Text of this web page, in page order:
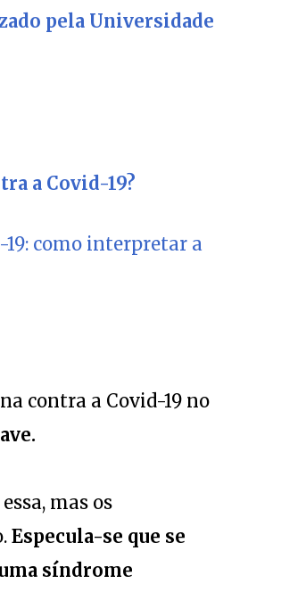
pela Universidade
a Covid-19?
como interpretar a
contra a Covid-19 no
mas os
Especula-se que se
síndrome